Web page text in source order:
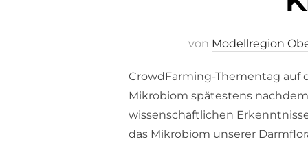
von Modellregion
CrowdFarming-Thementag auf
Mikrobiom spätestens
wissenschaftlichen
das Mikrobiom unserer